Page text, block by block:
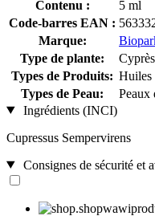
Contenu :
5 ml
Code-barres EAN :
Marque:
Type de plante:
Cyprès
Types de Produits: Huiles
Types de Peau:
Peaux
Ingrédients (INCI)
Cupressus Sempervirens
Consignes de sécurité et